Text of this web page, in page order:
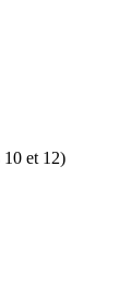
et 12)